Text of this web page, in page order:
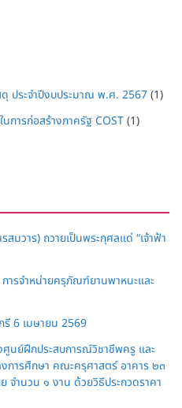
ประจำปีงบประมาณ พ.ศ. 2567(1)
นการก่อสร้างภาครัฐ COST(1)
วาร) ถวายเป็นพระกุศลแด่ “เจ้าฟ้า
การจำหน่ายครุภัณฑ์ยานพาหนะและ
รี 6 เมษายน 2569
ศูนย์ฝึกประสบการณ์วิชาชีพครู และ
การศึกษา คณะครุศาสตร์ อาคาร ๒๓
จำนวน ๑ งาน ด้วยวิธีประกวดราคา